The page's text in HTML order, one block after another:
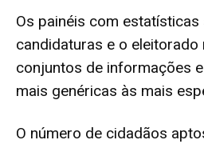
Os painéis com estatísticas
candidaturas e o eleitorado
conjuntos de informações
mais genéricas às mais
O número de cidadãos